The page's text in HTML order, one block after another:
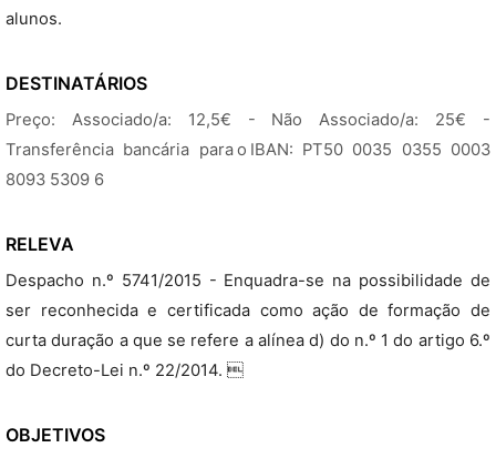
alunos.
DESTINATÁRIOS
Preço: Associado/a: 12,5€ - Não Associado/a: 25€ -
Transferência bancária para o IBAN: PT50 0035 0355 0003
8093 5309 6
RELEVA
Despacho n.º 5741/2015 - Enquadra-se na possibilidade de
ser reconhecida e certificada como ação de formação de
curta duração a que se refere a alínea d) do n.º 1 do artigo 6.º
do Decreto-Lei n.º 22/2014. 
OBJETIVOS